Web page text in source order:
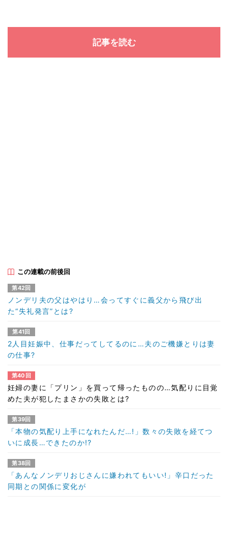
記事を読む
この連載の前後回
第42回
ノンデリ夫の父はやはり…会ってすぐに義父から飛び出
た“失礼発言”とは?
第41回
2人目妊娠中、仕事だってしてるのに…夫のご機嫌とりは妻
の仕事?
第40回
妊婦の妻に「プリン」を買って帰ったものの…気配りに目覚
めた夫が犯したまさかの失敗とは?
第39回
「本物の気配り上手になれたんだ…!」数々の失敗を経てつ
いに成長…できたのか!?
第38回
「あんなノンデリおじさんに嫌われてもいい!」辛口だった
同期との関係に変化が